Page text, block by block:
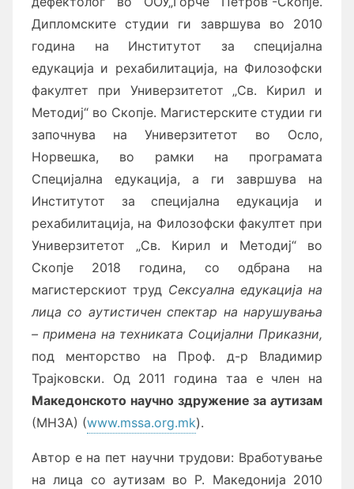
Дипломските студии ги завршува во 2010
година на Институтот за специјална
едукација и рехабилитација, на Филозофски
факултет при Универзитетот „Св. Кирил и
Методиј“ во Скопје. Магистерските студии ги
започнува на Универзитетот во Осло,
Норвешка, во рамки на програмата
Специјална едукација, а ги завршува на
Институтот за специјална едукација и
рехабилитација, на Филозофски факултет при
Универзитетот „Св. Кирил и Методиј“ во
Скопје 2018 година, со одбрана на
магистерскиот труд Сексуална едукација на
лица со аутистичен спектар на нарушувања
– примена на техниката Социјални Приказни,
под менторство на Проф. д-р Владимир
Трајковски. Од 2011 година таа е член на
Македонското научно здружение за аутизам
(МНЗА) (www.mssa.org.mk).
Автор е на пет научни трудови: Вработување
на лица со аутизам во Р. Македонија 2010